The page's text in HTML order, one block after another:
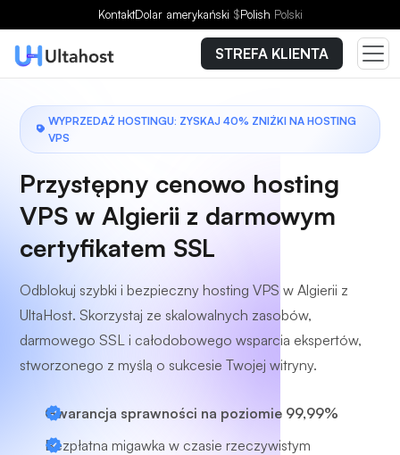
KontaktDolar amerykański $Polish Polski
STREFA KLIENTA
WYPRZEDAŻ HOSTINGU: ZYSKAJ 40% ZNIŻKI NA HOSTING
VPS
Przystępny cenowo hosting
VPS w Algierii z darmowym
certyfikatem SSL
Odblokuj szybki i bezpieczny hosting VPS w Algierii z
UltaHost. Skorzystaj ze skalowalnych zasobów,
darmowego SSL i całodobowego wsparcia ekspertów,
stworzonego z myślą o sukcesie Twojej witryny.
Gwarancja sprawności na poziomie 99,99%
Bezpłatna migawka w czasie rzeczywistym